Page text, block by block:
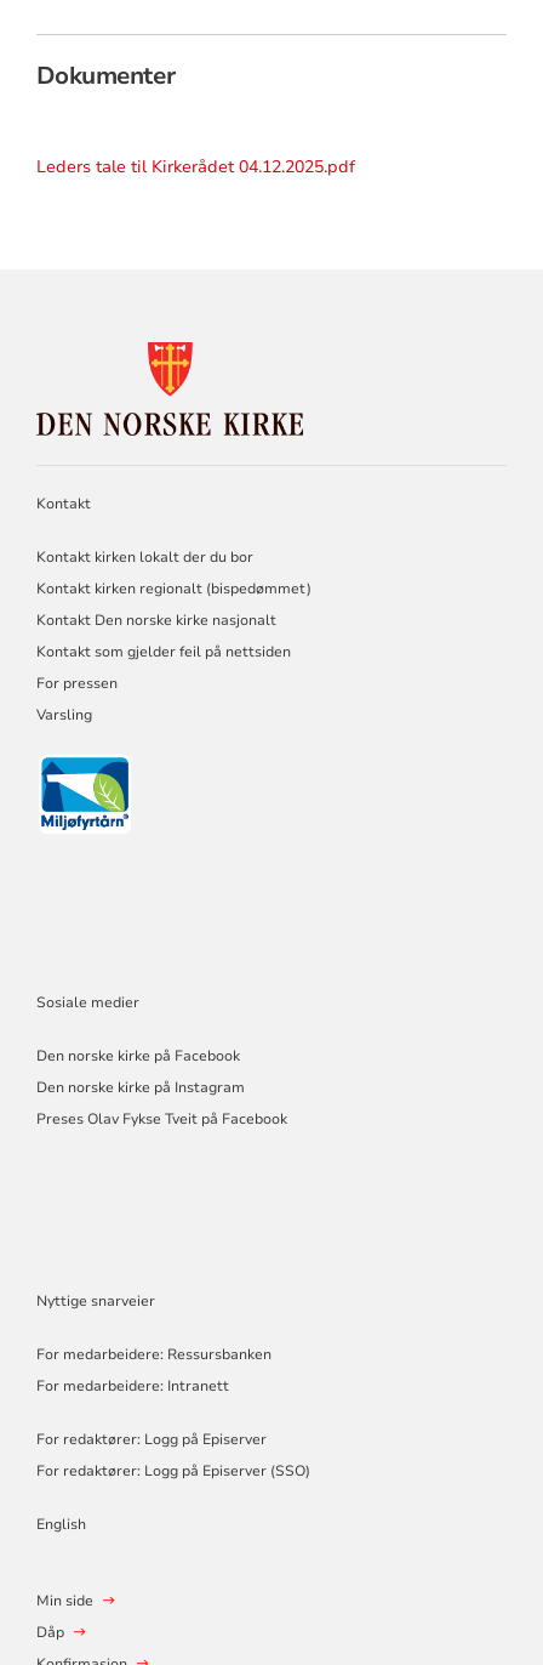
Dokumenter
Leders tale til Kirkerådet 04.12.2025.pdf
NORSKE
KIRKE
Kontakt
Kontakt kirken lokalt der du bor
Kontakt kirken regionalt (bispedømmet)
Kontakt Den norske kirke nasjonalt
Kontakt som gjelder feil på nettsiden
For pressen
Varsling
Sosiale medier
Den norske kirke på Facebook
Den norske kirke på Instagram
Preses Olav Fykse Tveit på Facebook
Nyttige snarveier
For medarbeidere: Ressursbanken
For medarbeidere: Intranett
For redaktører: Logg på Episerver
For redaktører: Logg på Episerver (SSO)
English
Min side
Dåp